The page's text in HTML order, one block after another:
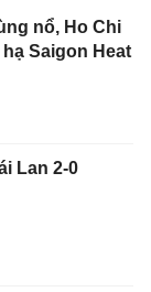
nổ, Ho Chi
Saigon Heat
Lan 2-0